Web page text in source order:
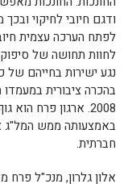
ודגם חיובי לחיקוי
לפתח הערכה עצמית
לחוות תחושה של
בהכרה ציבורית
2008. ארגון פרח
באמצעותה ממש המל"ג
חברתית.
אלון גלרון, מנכ"ל פרח